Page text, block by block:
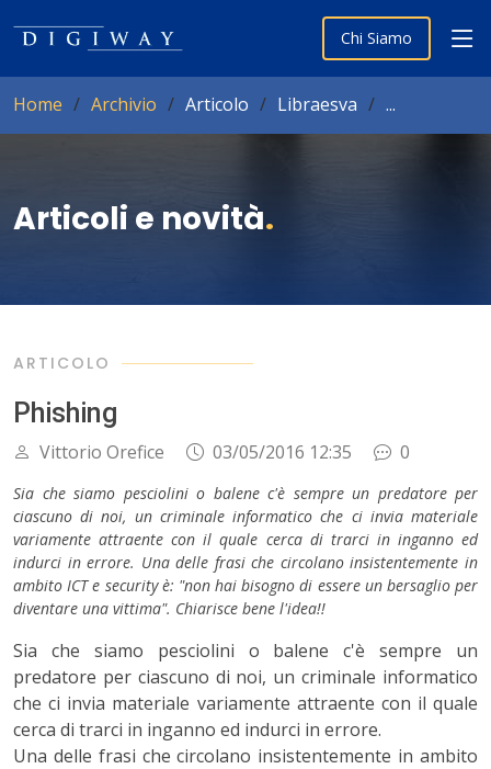
Chi Siamo
Home Archivio Articolo Libraesva ...
Articoli e novità.
ARTICOLO
Phishing
Vittorio Orefice 03/05/2016 12:35 0
Sia che siamo pesciolini o balene c'è sempre un predatore per
ciascuno di noi, un criminale informatico che ci invia materiale
variamente attraente con il quale cerca di trarci in inganno ed
indurci in errore. Una delle frasi che circolano insistentemente in
ambito ICT e security è: "non hai bisogno di essere un bersaglio per
diventare una vittima". Chiarisce bene l'idea!!
Sia che siamo pesciolini o balene c'è sempre un
predatore per ciascuno di noi, un criminale informatico
che ci invia materiale variamente attraente con il quale
cerca di trarci in inganno ed indurci in errore.
Una delle frasi che circolano insistentemente in ambito